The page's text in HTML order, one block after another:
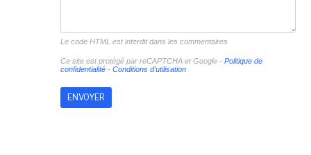
Le code HTML est interdit dans les commentaires
Ce site est protégé par reCAPTCHA et Google - Politique de
confidentialité- Conditions d'utilisation